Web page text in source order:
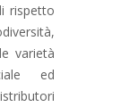
rispetto
varietà
ed